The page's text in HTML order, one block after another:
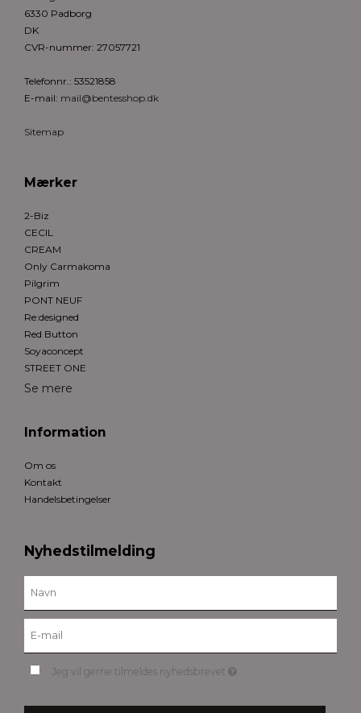
6330 Padborg
DK
CVR-nummer: 27057721
Telefonnr.: 53521858
E-mail: mail@bentesshop.dk
Sitemap
Mærker
2-Biz
CECIL
CREAM
Only Carmakoma
Pilgrim
PONT NEUF
Re:designed
Red Button
Soyaconcept
STREET ONE
Se mere
Information
Om os
Kontakt
Handelsbetingelser
Nyhedstilmelding
Jeg vil gerne tilmeldes nyhedsbrevet